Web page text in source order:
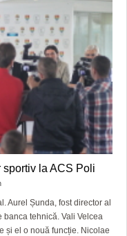
sportiv la ACS Poli
Aurel Șunda, fost director al
tehnică. Vali Velcea
și el o nouă funcție. Nicolae